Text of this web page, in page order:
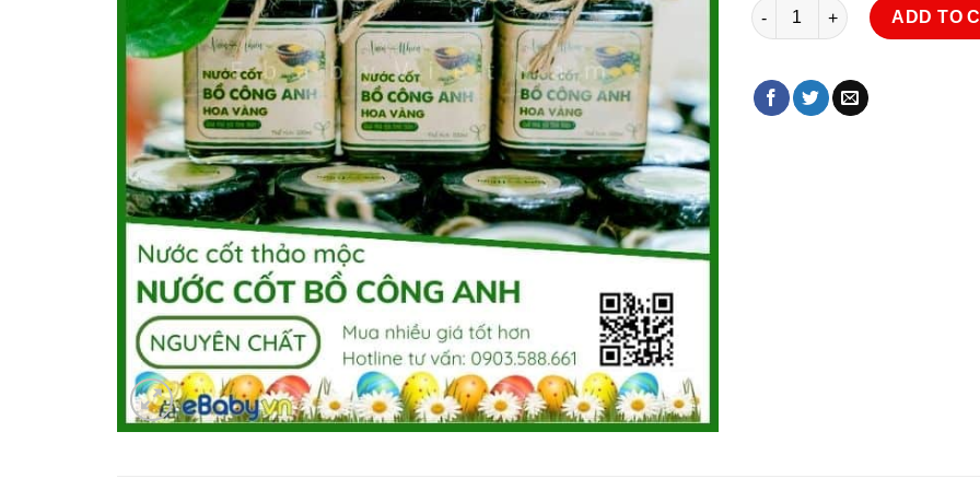
Nước Cốt Bồ Công Anh Hoa
ADD TO